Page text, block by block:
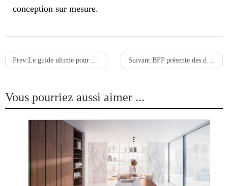
conception sur mesure.
Prev:Le guide ultime pour choisir les meilleurs plans de travail de cuisine pour armoires blanches Suivant:BFP présente des designs innovants au salon Kitchen+Bath de Melbourne
Vous pourriez aussi aimer ...